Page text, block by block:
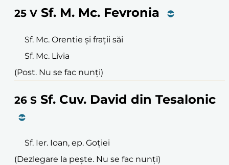
25 V Sf. M. Mc. Fevronia
Sf. Mc. Orentie și frații săi
Sf. Mc. Livia
(Post. Nu se fac nunți)
26 S Sf. Cuv. David din Tesalonic
Sf. Ier. Ioan, ep. Goției
(Dezlegare la pește. Nu se fac nunți)